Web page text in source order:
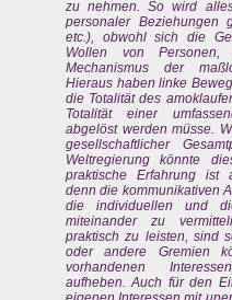
zu nehmen. So wird
personaler Beziehungen
etc.), obwohl sich die
Wollen von
Mechanismus der
Hieraus haben linke
die Totalität des
Totalität einer
abgelöst werden müsse.
gesellschaftlicher
Weltregierung könnte
praktische Erfahrung ist
denn die kommunikativen
die individuellen und
miteinander zu
praktisch zu leisten, sind
oder andere Gremien
vorhandenen
aufheben. Auch für den